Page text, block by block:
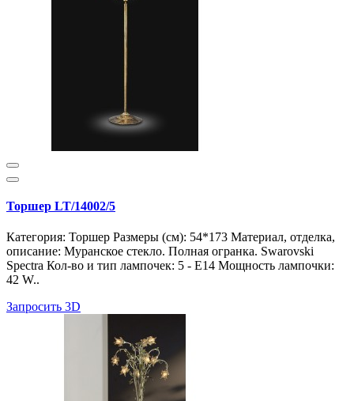
Торшер LT/14002/5
Категория: Торшер Размеры (см): 54*173 Материал, отделка,
описание: Муранское стекло. Полная огранка. Swarovski
Spectra Кол-во и тип лампочек: 5 - E14 Мощность лампочки:
42 W..
Запросить 3D